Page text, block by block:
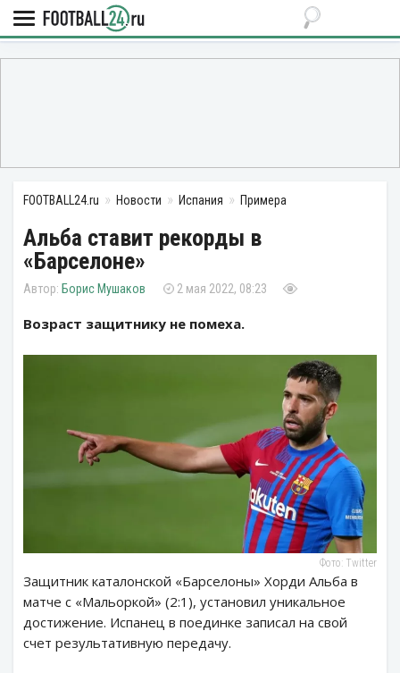
FOOTBALL24.ru Новости Испания Примера
Альба ставит рекорды в
«Барселоне»
Борис Мушаков 2 мая 2022, 08:23
Возраст защитнику не помеха.
Фото: Twitter
Защитник каталонской «Барселоны» Хорди Альба в
матче с «Мальоркой» (2:1), установил уникальное
достижение. Испанец в поединке записал на свой
счет результативную передачу.